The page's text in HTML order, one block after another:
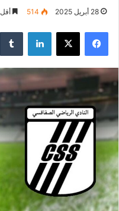
28 أبريل 2025 514
فيسبوك ‫X لينكدإن